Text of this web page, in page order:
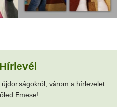
Hírlevél
várom a hírlevelet
Emese!